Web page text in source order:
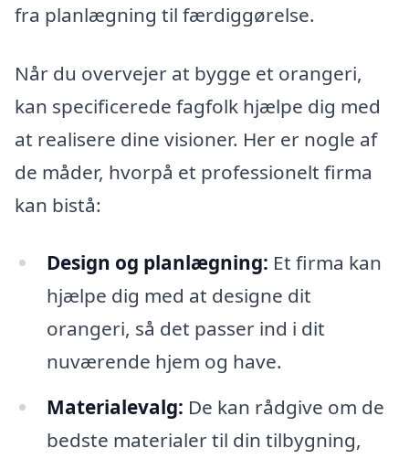
fra planlægning til færdiggørelse.
Når du overvejer at bygge et orangeri,
kan specificerede fagfolk hjælpe dig med
at realisere dine visioner. Her er nogle af
de måder, hvorpå et professionelt firma
kan bistå:
Design og planlægning: Et firma kan
hjælpe dig med at designe dit
orangeri, så det passer ind i dit
nuværende hjem og have.
Materialevalg: De kan rådgive om de
bedste materialer til din tilbygning,